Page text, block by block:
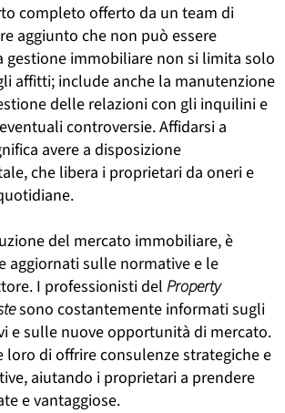
completo offerto da un team di
aggiunto che non può essere
gestione immobiliare non si limita solo
affitti; include anche la manutenzione
delle relazioni con gli inquilini e
controversie. Affidarsi a
avere a disposizione
che libera i proprietari da oneri e
del mercato immobiliare, è
aggiornati sulle normative e le
I professionisti del Property
sono costantemente informati sugli
e sulle nuove opportunità di mercato.
loro di offrire consulenze strategiche e
aiutando i proprietari a prendere
e vantaggiose.